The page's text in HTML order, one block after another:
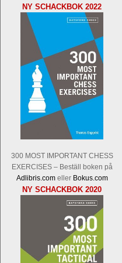
NY SCHACKBOK 2022
300 MOST IMPORTANT CHESS
EXERCISES – Beställ boken på
Adlibris.comeller Bokus.com
NY SCHACKBOK 2020